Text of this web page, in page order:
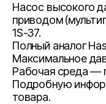
Насос высокого
приводом
1S-37.
Полный аналог
Максимальное
Рабочая среда —
Подробную
товара.